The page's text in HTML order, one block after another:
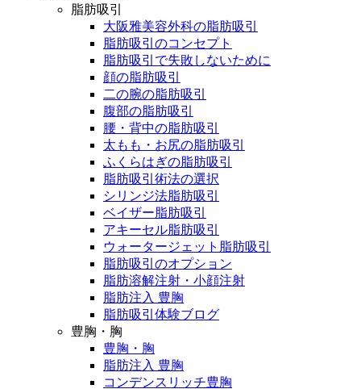
脂肪吸引
大阪雅美容外科の脂肪吸引
脂肪吸引のコンセプト
脂肪吸引で失敗しないために
顔の脂肪吸引
二の腕の脂肪吸引
腹部の脂肪吸引
腰・背中の脂肪吸引
太もも・お尻の脂肪吸引
ふくらはぎの脂肪吸引
脂肪吸引術法の選択
シリンジ法脂肪吸引
ベイザー脂肪吸引
アキーセル脂肪吸引
ウォータージェット脂肪吸引
脂肪吸引のオプション
脂肪溶解注射・小顔注射
脂肪注入 豊胸
脂肪吸引体験ブログ
豊胸・胸
豊胸・胸
脂肪注入 豊胸
コンデンスリッチ豊胸